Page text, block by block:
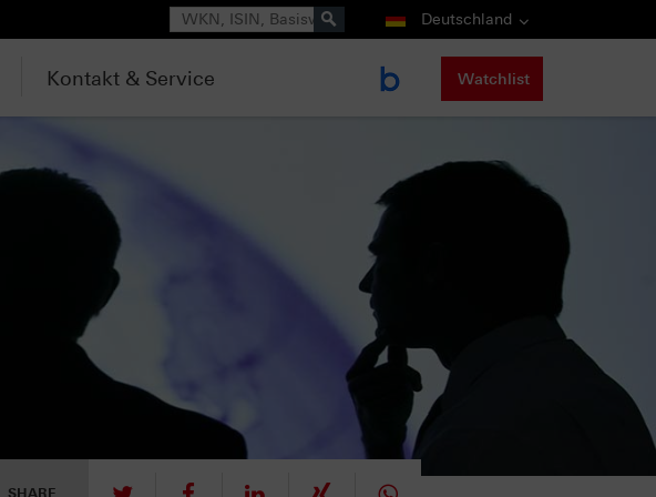
Suche Deutschland
Kontakt & Service Watchlist
SHARE tweet mitteilen